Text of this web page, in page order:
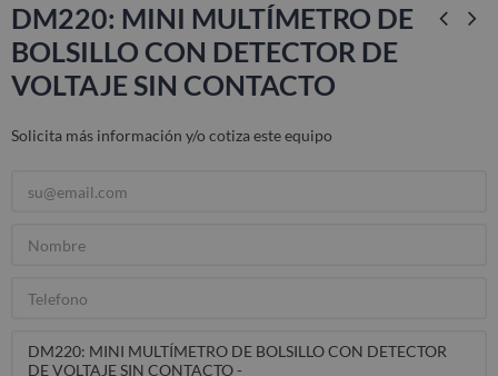
DM220: MINI MULTÍMETRO DE
BOLSILLO CON DETECTOR DE
VOLTAJE SIN CONTACTO
Solicita más información y/o cotiza este equipo